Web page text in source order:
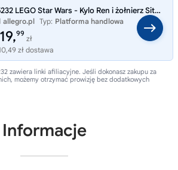
75232 LEGO Star Wars - Kylo Ren i żołnierz Sithów ZESTAW KOLEKCJONERSKI
allegro.pl Typ: Platforma handlowa
99
zł
zł dostawa
zawiera linki afiliacyjne. Jeśli dokonasz zakupu za
możemy otrzymać prowizję bez dodatkowych
Informacje